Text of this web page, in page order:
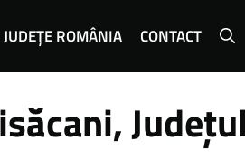
JUDEȚE ROMÂNIA CONTACT